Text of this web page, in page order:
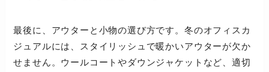
最後に、アウターと小物の選び方です。冬のオフィスカ
ジュアルには、スタイリッシュで暖かいアウターが欠か
せません。ウールコートやダウンジャケットなど、適切